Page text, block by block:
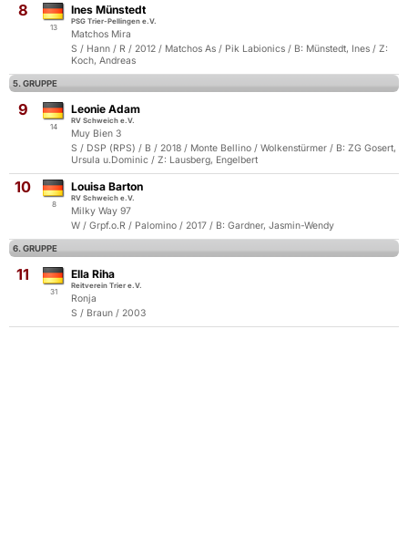
8
13
Ines Münstedt
PSG Trier-Pellingen e.V.
Matchos Mira
S / Hann / R / 2012 / Matchos As / Pik Labionics / B: Münstedt, Ines / Z:
Koch, Andreas
5. GRUPPE
9
14
Leonie Adam
RV Schweich e.V.
Muy Bien 3
S / DSP (RPS) / B / 2018 / Monte Bellino / Wolkenstürmer / B: ZG Gosert,
Ursula u.Dominic / Z: Lausberg, Engelbert
10
8
Louisa Barton
RV Schweich e.V.
Milky Way 97
W / Grpf.o.R / Palomino / 2017 / B: Gardner, Jasmin-Wendy
6. GRUPPE
11
31
Ella Riha
Reitverein Trier e.V.
Ronja
S / Braun / 2003